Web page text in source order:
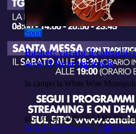
Sport
Basket: varato il
serie B Interregionale
In campo la White Wise
gio, 06 ago 2026 19:54 Di:
Serie-B-Interregionale